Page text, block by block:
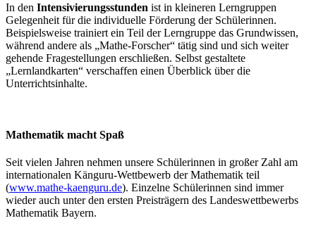
In den Intensivierungsstunden ist in kleineren Lerngruppen
Gelegenheit für die individuelle Förderung der Schülerinnen.
Beispielsweise trainiert ein Teil der Lerngruppe das Grundwissen,
während andere als „Mathe-Forscher“ tätig sind und sich weiter
gehende Fragestellungen erschließen. Selbst gestaltete
„Lernlandkarten“ verschaffen einen Überblick über die
Unterrichtsinhalte.
Mathematik macht Spaß
Seit vielen Jahren nehmen unsere Schülerinnen in großer Zahl am
internationalen Känguru-Wettbewerb der Mathematik teil
(www.mathe-kaenguru.de). Einzelne Schülerinnen sind immer
wieder auch unter den ersten Preisträgern des Landeswettbewerbs
Mathematik Bayern.